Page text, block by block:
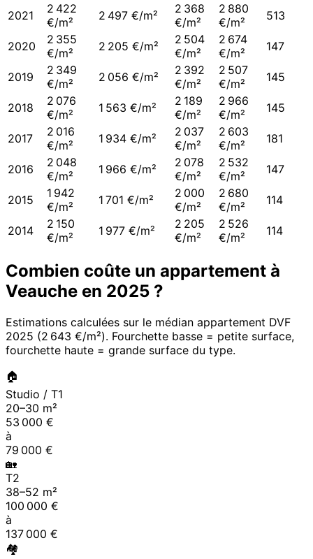
2021
2 422
€/m²
2 497 €/m²
2 368
€/m²
2 880
€/m²
513
2020
2 355
€/m²
2 205 €/m²
2 504
€/m²
2 674
€/m²
147
2019
2 349
€/m²
2 056 €/m²
2 392
€/m²
2 507
€/m²
145
2018
2 076
€/m²
1 563 €/m²
2 189
€/m²
2 966
€/m²
145
2017
2 016
€/m²
1 934 €/m²
2 037
€/m²
2 603
€/m²
181
2016
2 048
€/m²
1 966 €/m²
2 078
€/m²
2 532
€/m²
147
2015
1 942
€/m²
1 701 €/m²
2 000
€/m²
2 680
€/m²
114
2014
2 150
€/m²
1 977 €/m²
2 205
€/m²
2 526
€/m²
114
Combien coûte un appartement à
Veauche en 2025 ?
Estimations calculées sur le médian appartement DVF
2025 (2 643 €/m²). Fourchette basse = petite surface,
fourchette haute = grande surface du type.
🏠
Studio / T1
20–30 m²
53 000 €
à
79 000 €
🏡
T2
38–52 m²
100 000 €
à
137 000 €
🏘